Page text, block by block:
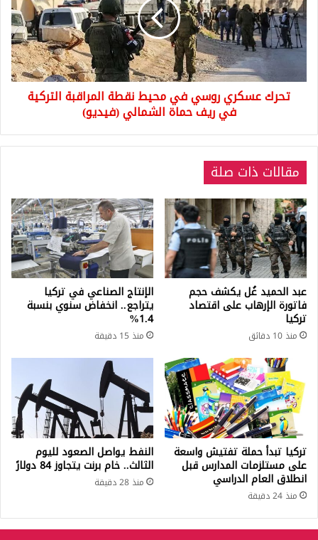
في
محيط
نقطة
المراقبة
في
(فيديو)
تحرك عسكري روسي في محيط نقطة المراقبة التركية
في ريف حماة الشمالي (فيديو)
مقالات ذات صلة
عبد الحميد غُل يكشف حجم
فاتورة الإرهاب على اقتصاد
تركيا
منذ 10 دقائق
الإنتاج الصناعي في تركيا
يتراجع.. انخفاض سنوي بنسبة
1.4%
منذ 15 دقيقة
تركيا تبدأ حملة تفتيش واسعة
على مستلزمات المدارس قبل
انطلاق العام الدراسي
منذ 24 دقيقة
النفط يواصل الصعود لليوم
الثالث.. خام برنت يتجاوز 84 دولارً
منذ 28 دقيقة